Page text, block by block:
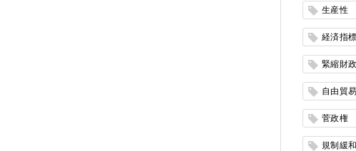
生産性
経済指標
緊縮財政
自由貿易
菅政権
規制緩和